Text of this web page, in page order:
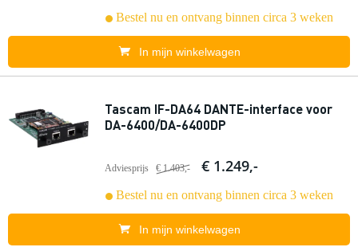
Bestel nu en ontvang binnen circa 3 weken
In mijn winkelwagen
Tascam IF-DA64 DANTE-interface voor
DA-6400/DA-6400DP
Adviesprijs € 1.403,- € 1.249,-
Bestel nu en ontvang binnen circa 3 weken
In mijn winkelwagen